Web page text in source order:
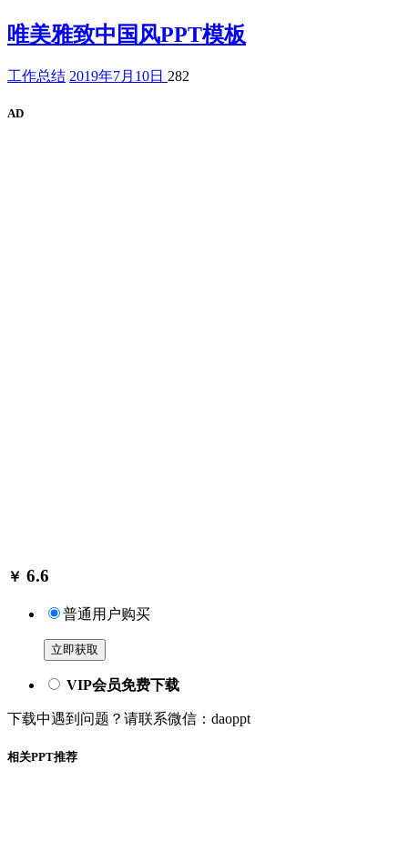
唯美雅致中国风PPT模板
工作总结 2019年7月10日 282
AD
￥ 6.6
普通用户购买
立即获取
VIP会员免费下载
下载中遇到问题？请联系微信：daoppt
相关PPT推荐